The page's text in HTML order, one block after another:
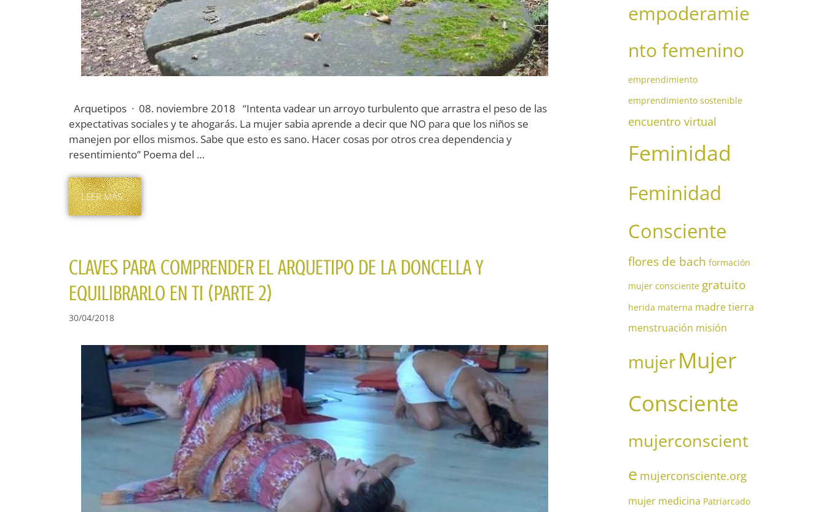
Arquetipos · 08. noviembre 2018 “Intenta vadear un arroyo turbulento que arrastra el peso de las
expectativas sociales y te ahogarás. La mujer sabia aprende a decir que NO para que los niños se
manejen por ellos mismos. Sabe que esto es sano. Hacer cosas por otros crea dependencia y
resentimiento” Poema del …
LEER MÁS…
CLAVES PARA COMPRENDER EL ARQUETIPO DE LA DONCELLA Y
EQUILIBRARLO EN TI (PARTE 2)
30/04/2018
empoderamie
nto femenino
emprendimiento
emprendimiento sostenible
encuentro virtual
Feminidad
Feminidad
Consciente
flores de bach formación
mujer consciente gratuito
herida materna madre tierra
menstruación misión
mujerMujer
Consciente
mujerconscient
e mujerconsciente.org
mujer medicina Patriarcado